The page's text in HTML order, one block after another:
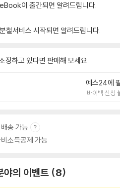
eBook이 출간되면 알려드립니다.
분철서비스 시작되면 알려드립니다.
장하고 있다면 판매해 보세요.
예스24에
바이백 신청
송 가능
소득공제 가능
야의 이벤트 8